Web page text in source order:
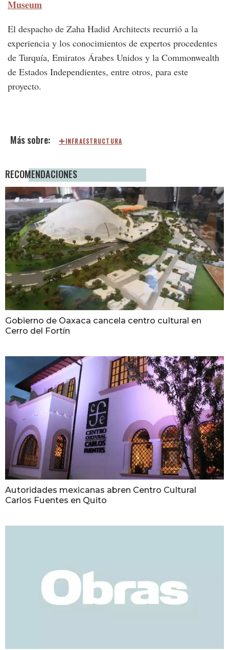
Museum
El despacho de Zaha Hadid Architects recurrió a la
experiencia y los conocimientos de expertos procedentes
de Turquía, Emiratos Árabes Unidos y la Commonwealth
de Estados Independientes, entre otros, para este
proyecto.
INFRAESTRUCTURA
RECOMENDACIONES
Gobierno de Oaxaca cancela centro cultural en
Cerro del Fortín
Autoridades mexicanas abren Centro Cultural
Carlos Fuentes en Quito